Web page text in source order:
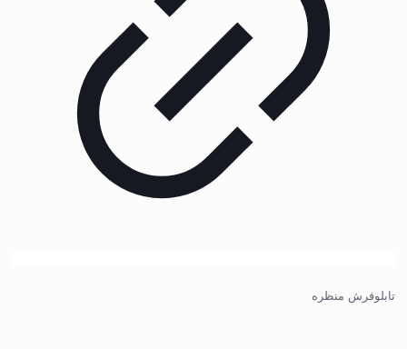
تابلوفرش منظره